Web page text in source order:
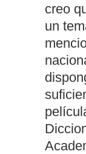
creo
un